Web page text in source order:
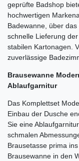
geprüfte Badshop
hochwertigen
Badewanne, über
schnelle Lieferung
stabilen Kartonagen.
zuverlässige
Brausewanne
Ablaufgarnitur
Das Komplettset
Einbau der Dusche
Sie eine
schmalen
Brausetasse prima
Brausewanne in den